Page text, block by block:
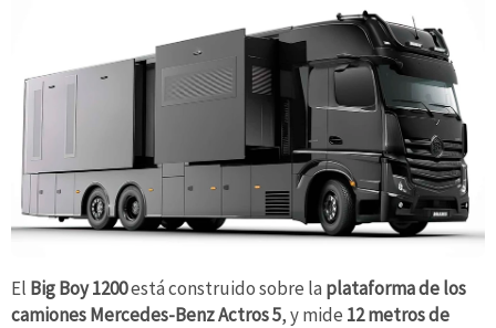
El Big Boy 1200está construido sobre la plataforma de los
camiones Mercedes-Benz Actros 5, y mide 12 metros de